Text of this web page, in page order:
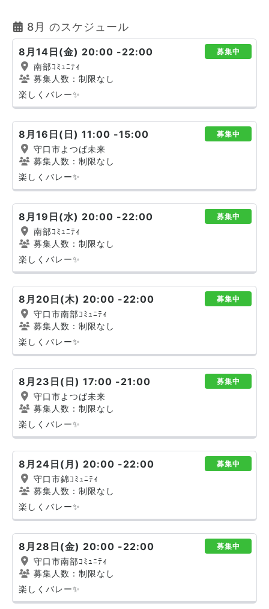
8月 のスケジュール
8月14日(金) 20:00 -22:00 募集中
南部ｺﾐｭﾆﾃｨ
募集人数：制限なし
楽しくバレー✨
8月16日(日) 11:00 -15:00 募集中
守口市よつば未来
募集人数：制限なし
楽しくバレー✨
8月19日(水) 20:00 -22:00 募集中
南部ｺﾐｭﾆﾃｨ
募集人数：制限なし
楽しくバレー✨
8月20日(木) 20:00 -22:00 募集中
守口市南部ｺﾐｭﾆﾃｨ
募集人数：制限なし
楽しくバレー✨
8月23日(日) 17:00 -21:00 募集中
守口市よつば未来
募集人数：制限なし
楽しくバレー✨
8月24日(月) 20:00 -22:00 募集中
守口市錦ｺﾐｭﾆﾃｨ
募集人数：制限なし
楽しくバレー✨
8月28日(金) 20:00 -22:00 募集中
守口市南部ｺﾐｭﾆﾃｨ
募集人数：制限なし
楽しくバレー✨